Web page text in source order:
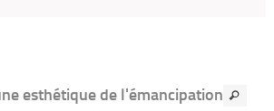
esthétique de l'émancipation